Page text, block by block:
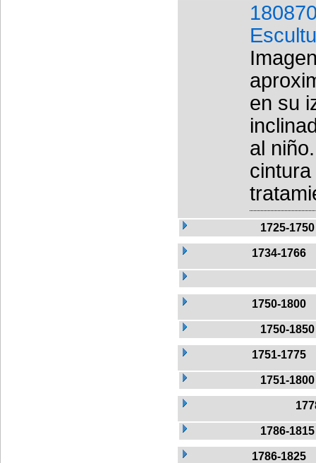
en su
al
1725-1750
1734-1766
1750-1800
1750-1850
1751-1775
1751-1800
1786-1815
1786-1825